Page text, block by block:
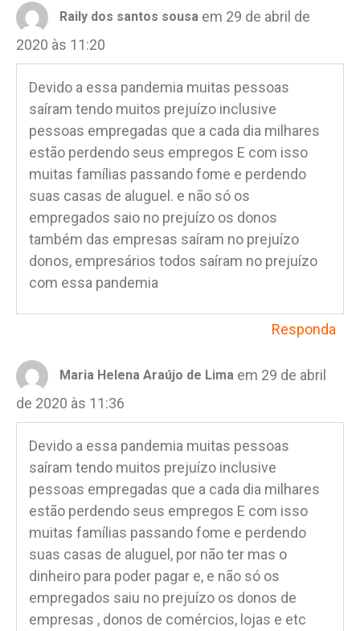
Raily dos santos sousa em 29 de abril de
2020 às 11:20
Devido a essa pandemia muitas pessoas
saíram tendo muitos prejuízo inclusive
pessoas empregadas que a cada dia milhares
estão perdendo seus empregos E com isso
muitas famílias passando fome e perdendo
suas casas de aluguel. e não só os
empregados saio no prejuízo os donos
também das empresas saíram no prejuízo
donos, empresários todos saíram no prejuízo
com essa pandemia
Responda
Maria Helena Araújo de Lima em 29 de abril
de 2020 às 11:36
Devido a essa pandemia muitas pessoas
saíram tendo muitos prejuízo inclusive
pessoas empregadas que a cada dia milhares
estão perdendo seus empregos E com isso
muitas famílias passando fome e perdendo
suas casas de aluguel, por não ter mas o
dinheiro para poder pagar e, e não só os
empregados saiu no prejuízo os donos de
empresas , donos de comércios, lojas e etc